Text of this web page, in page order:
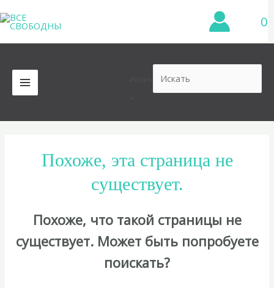
к
содержимому
0
MAIN
MENU
Похоже, эта страница не
существует.
Похоже, что такой страницы не
существует. Может быть попробуете
поискать?